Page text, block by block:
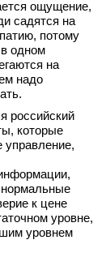
ощущение,
садятся на
потому
одном
на
надо
российский
которые
управление,
к цене
уровне,
уровнем